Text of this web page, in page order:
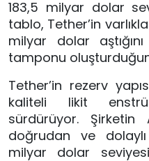
183,5 milyar dolar
tablo, Tether’in
milyar dolar
tamponu
Tether’in rezerv
kaliteli likit
sürdürüyor. Şirketin
doğrudan ve
milyar dolar